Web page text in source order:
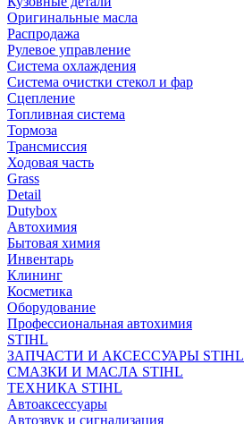
Оригинальные масла
Распродажа
Рулевое управление
Система охлаждения
Система очистки стекол и фар
Сцепление
Топливная система
Тормоза
Трансмиссия
Ходовая часть
Grass
Detail
Dutybox
Автохимия
Бытовая химия
Инвентарь
Клининг
Косметика
Оборудование
Профессиональная автохимия
STIHL
ЗАПЧАСТИ И АКСЕССУАРЫ STIHL
СМАЗКИ И МАСЛА STIHL
ТЕХНИКА STIHL
Автоаксессуары
Автозвук и сигнализация